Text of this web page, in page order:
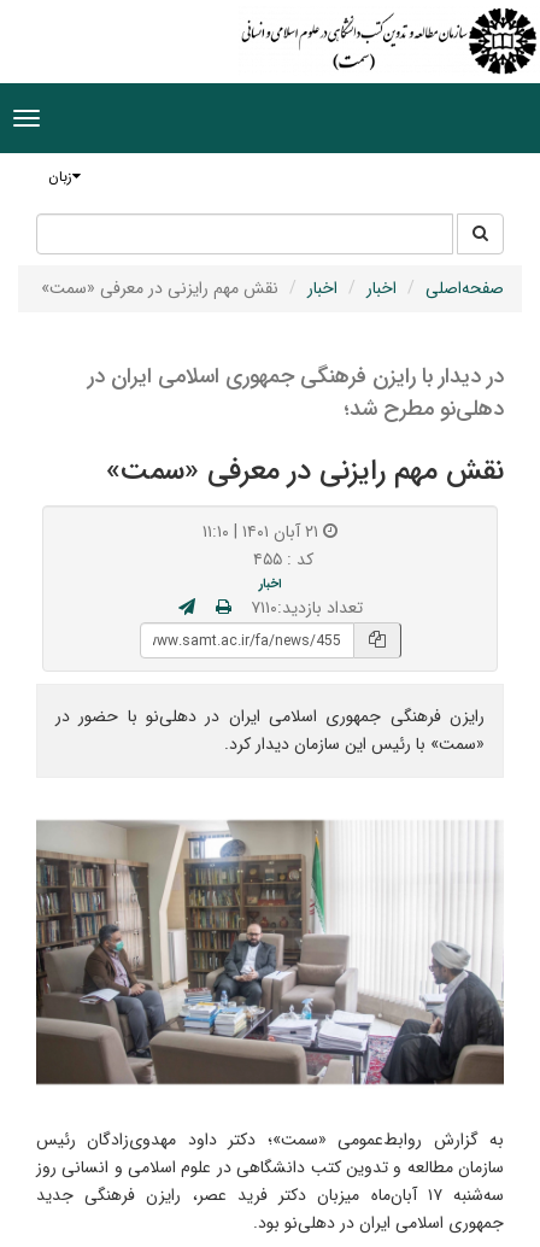
زبان
جستجو
در
سایت
صفحه‌اصلی اخبار اخبار نقش مهم رایزنی در معرفی «سمت»
در دیدار با رایزن فرهنگی جمهوری اسلامی ایران در
دهلی‌نو مطرح شد؛
نقش مهم رایزنی در معرفی «سمت»
کد : ۴۵۵
اخبار
تعداد بازدید:۷۱۱۰
رایزن فرهنگی جمهوری اسلامی ایران در دهلی‌نو با حضور در
«سمت» با رئیس این سازمان دیدار کرد.
به گزارش روابط‌عمومی «سمت»؛ دکتر داود مهدوی‌زادگان رئیس
سازمان مطالعه و تدوین کتب دانشگاهی در علوم اسلامی و انسانی روز
سه‌شنبه ۱۷ آبان‌ماه میزبان دکتر فرید عصر، رایزن فرهنگی جدید
جمهوری اسلامی ایران در دهلی‌نو بود.